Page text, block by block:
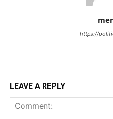
https://
LEAVE A REPLY